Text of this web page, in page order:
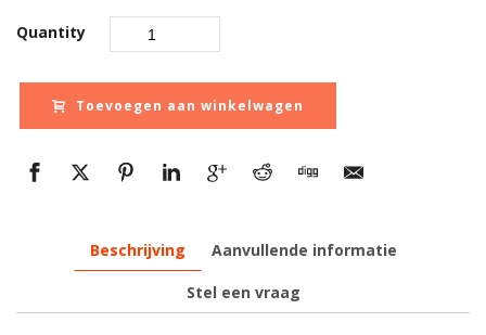
Quantity
Toevoegen aan winkelwagen
Beschrijving Aanvullende informatie
Stel een vraag